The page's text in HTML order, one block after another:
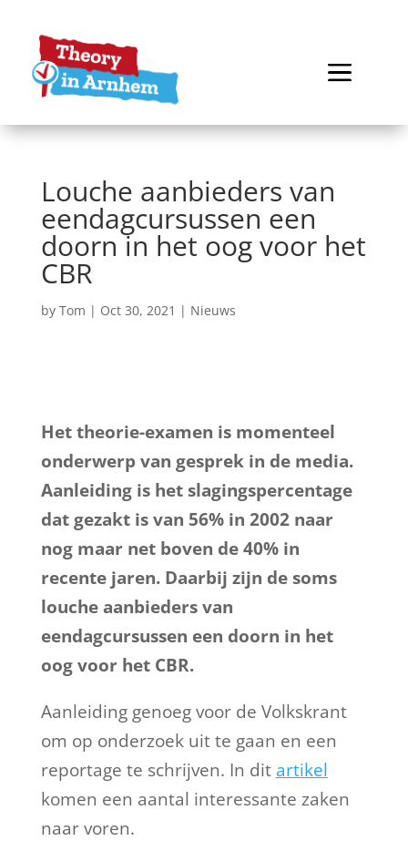
Louche aanbieders van
eendagcursussen een
doorn in het oog voor het
CBR
by Tom | Oct 30, 2021 | Nieuws
Het theorie-examen is momenteel
onderwerp van gesprek in de media.
Aanleiding is het slagingspercentage
dat gezakt is van 56% in 2002 naar
nog maar net boven de 40% in
recente jaren. Daarbij zijn de soms
louche aanbieders van
eendagcursussen een doorn in het
oog voor het CBR.
Aanleiding genoeg voor de Volkskrant
om op onderzoek uit te gaan en een
reportage te schrijven. In dit artikel
komen een aantal interessante zaken
naar voren.